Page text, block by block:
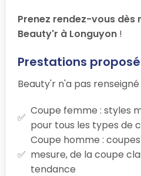
Prenez rendez-vous dès
Beauty'r à Longuyon !
Prestations
Beauty'r n'a pas
Coupe femme : styles
pour tous les types de
Coupe homme :
mesure, de la coupe
tendance